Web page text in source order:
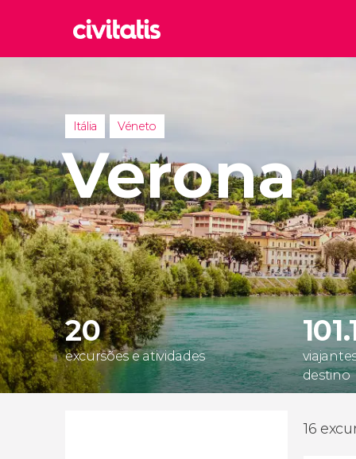
Reino
Turquia
Itália Véneto
Verona
20
excursões e atividades
destino
16